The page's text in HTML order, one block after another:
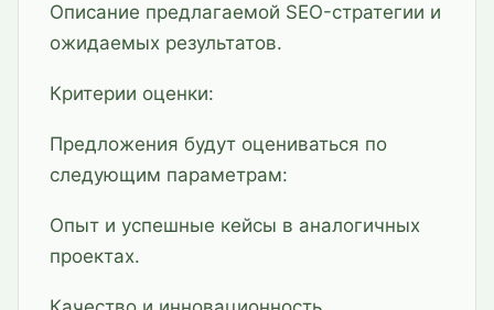
Описание предлагаемой SEO-стратегии и
ожидаемых результатов.
Критерии оценки:
Предложения будут оцениваться по
следующим параметрам:
Опыт и успешные кейсы в аналогичных
проектах.